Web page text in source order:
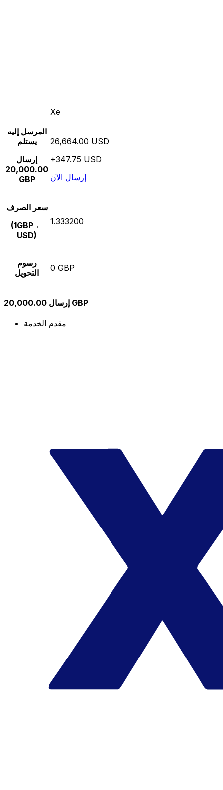
Xe
المرسل إليه
يستلم
إرسال
20,000.00
GBP
26,664.00 USD
+347.75 USD
إرسال الآن
سعر الصرف
(1GBP ←
USD)
1.333200
رسوم
التحويل
0 GBP
إرسال 20,000.00 GBP
مقدم الخدمة